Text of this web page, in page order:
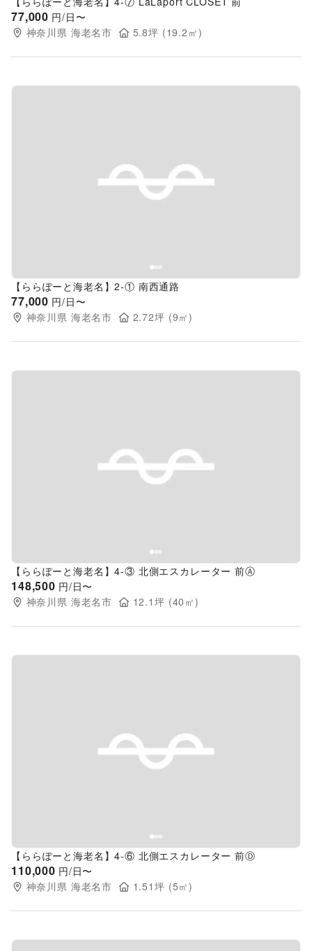
77,000 円/日〜
神奈川県 海老名市 5.8坪 (19.2 ㎡)
Previous slide
【ららぽーと海老名】2-① 南西通路
77,000 円/日〜
神奈川県 海老名市 2.72坪 (9㎡)
Previous slide
【ららぽーと海老名】4-③ 北側エスカレーター 前Ⓐ
148,500 円/日〜
神奈川県 海老名市 12.1 坪 (40 ㎡)
Previous slide
【ららぽーと海老名】4-⑥ 北側エスカレーター 前Ⓓ
110,000 円/日〜
神奈川県 海老名市 1.51 坪 (5㎡)